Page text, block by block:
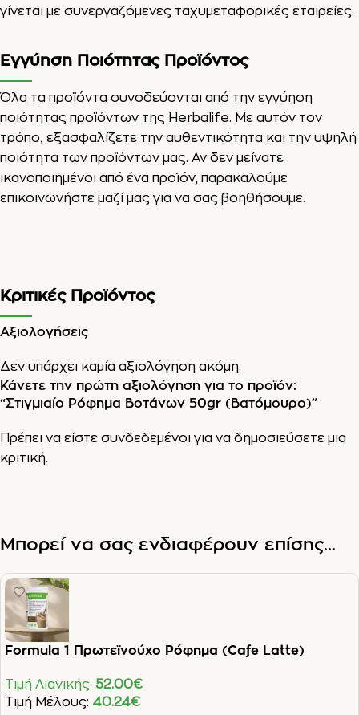
γίνεται με συνεργαζόμενες ταχυμεταφορικές εταιρείες.
Εγγύηση Ποιότητας Προϊόντος
Όλα τα προϊόντα συνοδεύονται από την εγγύηση
ποιότητας προϊόντων της Herbalife. Με αυτόν τον
τρόπο, εξασφαλίζετε την αυθεντικότητα και την υψηλή
ποιότητα των προϊόντων μας. Αν δεν μείνατε
ικανοποιημένοι από ένα προϊόν, παρακαλούμε
επικοινωνήστε μαζί μας για να σας βοηθήσουμε.
Κριτικές Προϊόντος
Αξιολογήσεις
Δεν υπάρχει καμία αξιολόγηση ακόμη.
Κάνετε την πρώτη αξιολόγηση για το προϊόν:
“Στιγμιαίο Ρόφημα Βοτάνων 50gr (Βατόμουρο)”
Πρέπει να είστε συνδεδεμένοι για να δημοσιεύσετε μια
κριτική.
Μπορεί να σας ενδιαφέρουν επίσης...
Formula 1 Πρωτεϊνούχο Ρόφημα (Cafe Latte)
Τιμή Λιανικής: 52.00€
Τιμή Μέλους: 40.24€